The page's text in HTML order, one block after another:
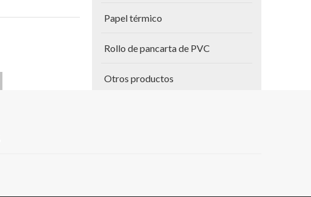
Papel térmico
Rollo de pancarta de PVC
Otros productos